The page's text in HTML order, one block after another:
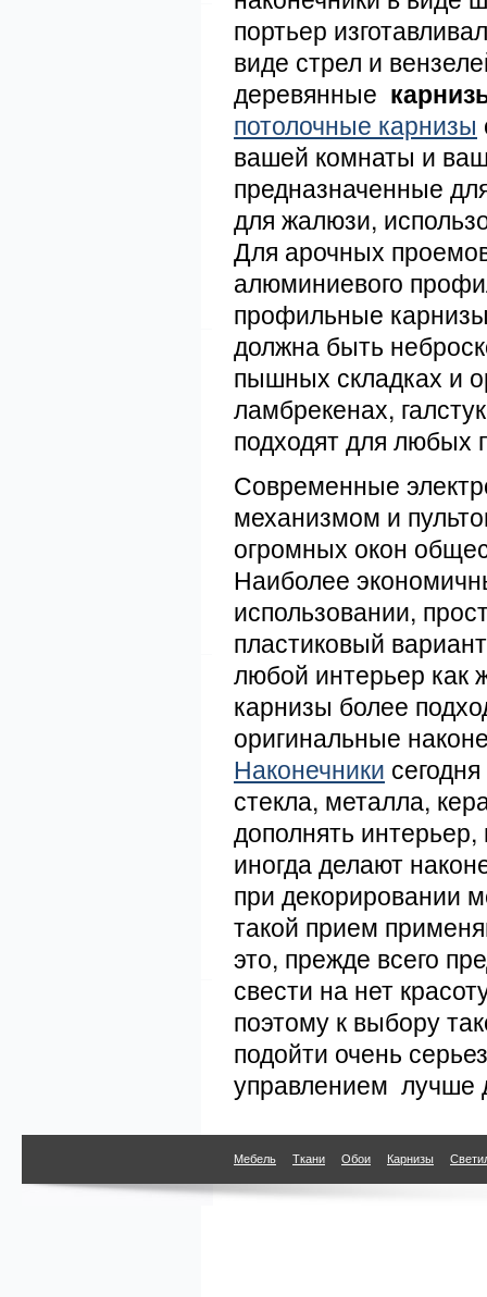
портьер
виде стрел и
деревянные
потолочные карнизы
вашей комнаты и
предназначенные
для жалюзи,
Для арочных
алюминиевого
профильные
должна быть
пышных складках и
ламбрекенах,
подходят для
Современные
механизмом и
огромных окон
Наиболее
использовании,
пластиковый
любой интерьер
карнизы более
оригинальные
Наконечники
стекла, металла,
дополнять
иногда делают
при декорировании
такой прием
это, прежде всего
свести на нет
поэтому к выбору
подойти очень
управлением лучше
Мебель Ткани Обои Карнизы